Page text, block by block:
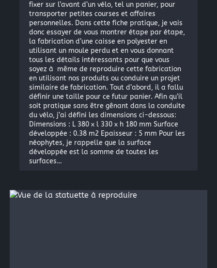
fixer sur l’avant d’un vélo, tel un panier, pour
transporter petites courses et affaires
personnelles. Dans cette fiche pratique, je vais
donc essayer de vous montrer étape par étape,
la fabrication d’une caisse en polyester en
utilisant un moule perdu et en vous donnant
tous les détails intéressants pour que vous
soyez à même de reproduire cette fabrication
en utilisant nos produits ou conduire un projet
similaire de fabrication. Tout d’abord, il a fallu
définir une taille pour ce futur panier. Afin qu’il
soit pratique sans être gênant dans la conduite
du vélo, j’ai défini les dimensions ci-dessous:
Dimensions : L 380 x l 330 x h 180 mm Surface
développée : 0.38 m2 Epaisseur : 5 mm Pour les
néophytes, je rappelle que la surface
développée est la somme de toutes les
surfaces…